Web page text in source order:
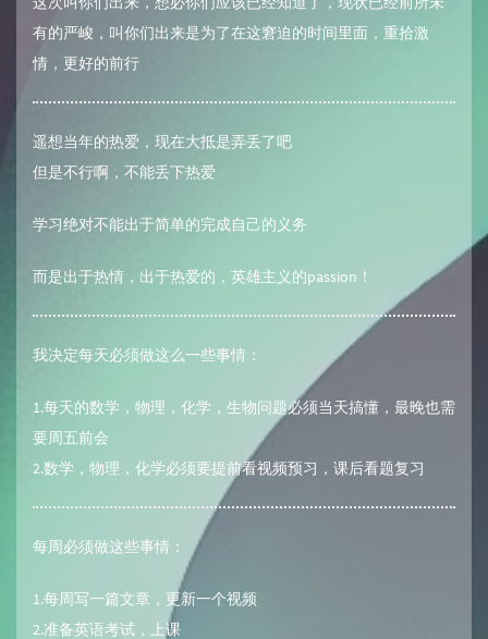
有的严峻，叫你们出来是为了在这窘迫的时间里面，重拾激
情，更好的前行
遥想当年的热爱，现在大抵是弄丢了吧
但是不行啊，不能丢下热爱
学习绝对不能出于简单的完成自己的义务
而是出于热情，出于热爱的，英雄主义的passion！
我决定每天必须做这么一些事情：
1.每天的数学，物理，化学，生物问题必须当天搞懂，最晚也需
要周五前会
2.数学，物理，化学必须要提前看视频预习，课后看题复习
每周必须做这些事情：
1.每周写一篇文章，更新一个视频
2.准备英语考试，上课